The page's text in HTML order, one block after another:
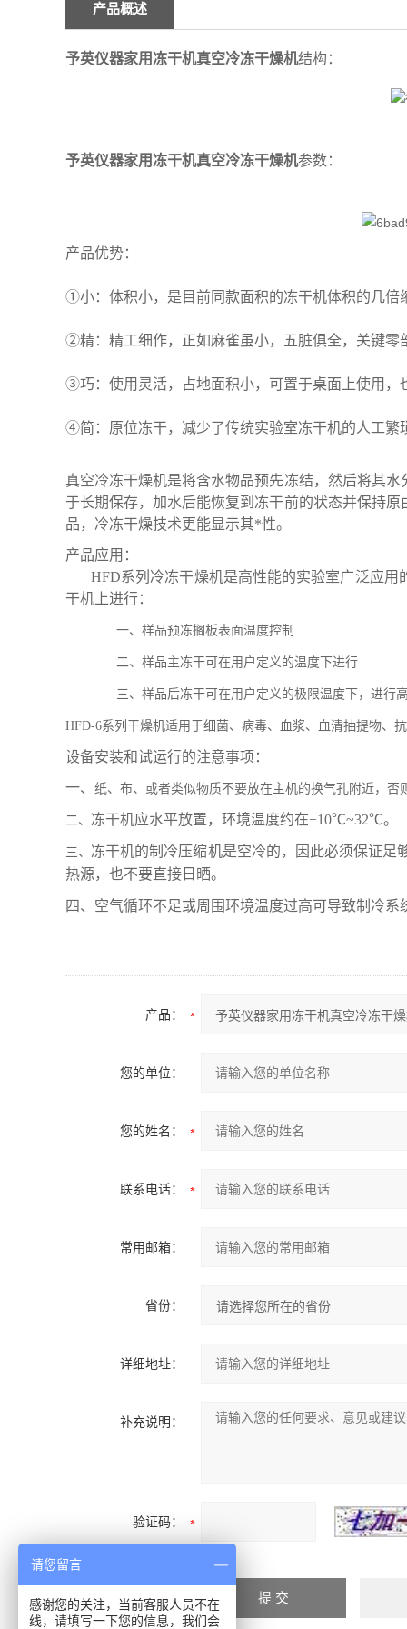
产品概述
予英仪器家用冻干机真空冷冻干燥机结构：
予英仪器家用冻干机真空冷冻干燥机参数：
产品优势：
①小：体积小，是目前同款面积的冻干机体积的几倍
②精：精工细作，正如麻雀虽小，五脏俱全，关键零
③巧：使用灵活，占地面积小，可置于桌面上使用，
④简：原位冻干，减少了传统实验室冻干机的人工繁
真空冷冻干燥机是将含水物品预先冻结，然后将其
于长期保存，加水后能恢复到冻干前的状态并保持
品，冷冻干燥技术更能显示其*性。
产品应用：
HFD系列冷冻干燥机是高性能的实验室广泛应
干机上进行：
一、 样品预冻搁板表面温度控制
二、 样品主冻干可在用户定义的温度下进行
三、 样品后冻干可在用户定义的极限温度下，进行
HFD-6系列干燥机适用于细菌、病毒、血浆、血清抽提物、
设备安装和试运行的注意事项 ：
一、 纸、布、或者类似物质不要放在主机的换气孔附近，否
二、 冻干机应水平放置，环境温度约在+10℃~32℃。
三、 冻干机的制冷压缩机是空冷的，因此必须保证足
热源，也不要直接日晒。
四、空气循环不足或周围环境温度过高可导致制冷
产品：
您的单位：
您的姓名：
联系电话：
常用邮箱：
省份：
详细地址：
补充说明：
验证码：
请您留言
感谢您的关注，当前客服人员不在
线，请填写一下您的信息，我们会